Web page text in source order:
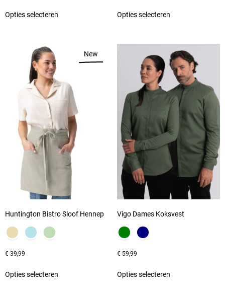
Opties selecteren Opties selecteren
New
Huntington Bistro Sloof Hennep
€ 39,99
Opties selecteren
Vigo Dames Koksvest
€59,99
Opties selecteren